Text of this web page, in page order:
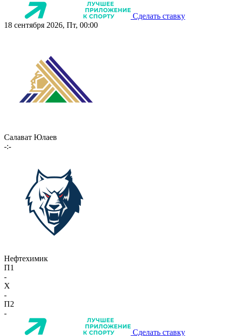
Сделать ставку
18 сентября 2026, Пт, 00:00
Салават Юлаев
-:-
Нефтехимик
П1
-
X
-
П2
-
Сделать ставку